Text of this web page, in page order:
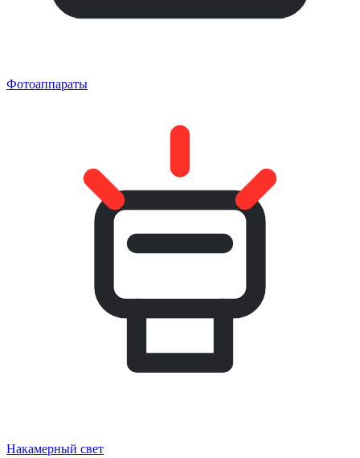
Фотоаппараты
Накамерный свет